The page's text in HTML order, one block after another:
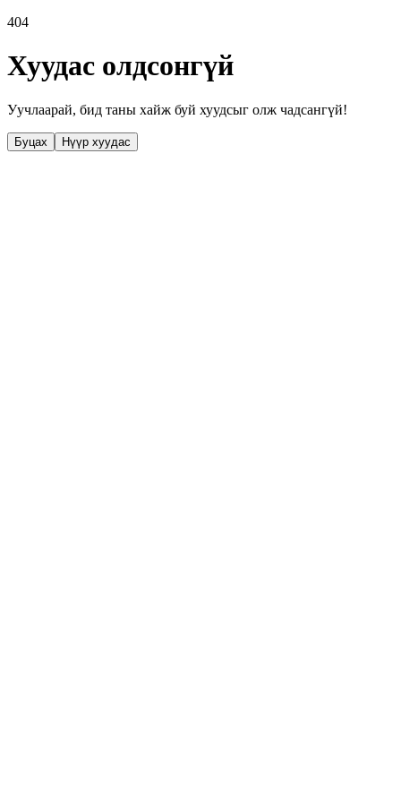
404
Хуудас олдсонгүй
Уучлаарай, бид таны хайж буй хуудсыг олж чадсангүй!
Буцах Нүүр хуудас